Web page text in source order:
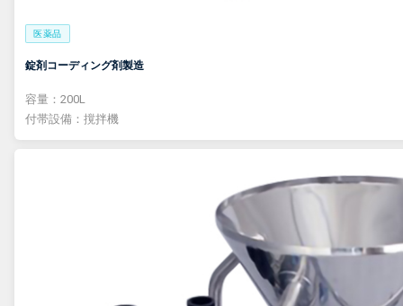
医薬品
錠剤コーディング剤製造
容量：200L
付帯設備：撹拌機